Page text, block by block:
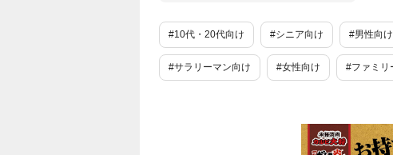
#10代・20代向け #シニア向け #男性向け
#サラリーマン向け #女性向け #ファミリ